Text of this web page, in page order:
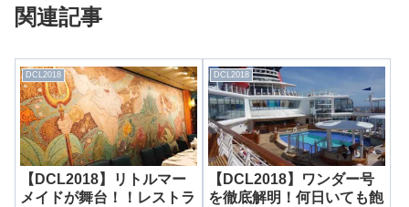
関連記事
DCL2018
【DCL2018】リトルマー
メイドが舞台！！レストラ
DCL2018
【DCL2018】ワンダー号
を徹底解明！何日いても飽